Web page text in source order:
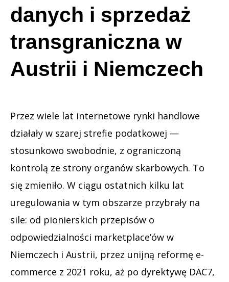
danych i sprzedaż
transgraniczna w
Austrii i Niemczech
Przez wiele lat internetowe rynki handlowe
działały w szarej strefie podatkowej —
stosunkowo swobodnie, z ograniczoną
kontrolą ze strony organów skarbowych. To
się zmieniło. W ciągu ostatnich kilku lat
uregulowania w tym obszarze przybrały na
sile: od pionierskich przepisów o
odpowiedzialności marketplace’ów w
Niemczech i Austrii, przez unijną reformę e-
commerce z 2021 roku, aż po dyrektywę DAC7,